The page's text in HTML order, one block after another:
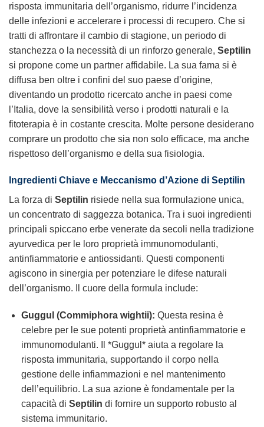
risposta immunitaria dell’organismo, ridurre l’incidenza
delle infezioni e accelerare i processi di recupero. Che si
tratti di affrontare il cambio di stagione, un periodo di
stanchezza o la necessità di un rinforzo generale, Septilin
si propone come un partner affidabile. La sua fama si è
diffusa ben oltre i confini del suo paese d’origine,
diventando un prodotto ricercato anche in paesi come
l’Italia, dove la sensibilità verso i prodotti naturali e la
fitoterapia è in costante crescita. Molte persone desiderano
comprare un prodotto che sia non solo efficace, ma anche
rispettoso dell’organismo e della sua fisiologia.
Ingredienti Chiave e Meccanismo d’Azione di Septilin
La forza di Septilin risiede nella sua formulazione unica,
un concentrato di saggezza botanica. Tra i suoi ingredienti
principali spiccano erbe venerate da secoli nella tradizione
ayurvedica per le loro proprietà immunomodulanti,
antinfiammatorie e antiossidanti. Questi componenti
agiscono in sinergia per potenziare le difese naturali
dell’organismo. Il cuore della formula include:
Guggul (Commiphora wightii): Questa resina è
celebre per le sue potenti proprietà antinfiammatorie e
immunomodulanti. Il *Guggul* aiuta a regolare la
risposta immunitaria, supportando il corpo nella
gestione delle infiammazioni e nel mantenimento
dell’equilibrio. La sua azione è fondamentale per la
capacità di Septilin di fornire un supporto robusto al
sistema immunitario.